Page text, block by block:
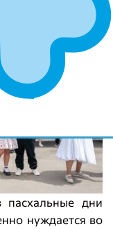
пасхальные дни
нуждается во